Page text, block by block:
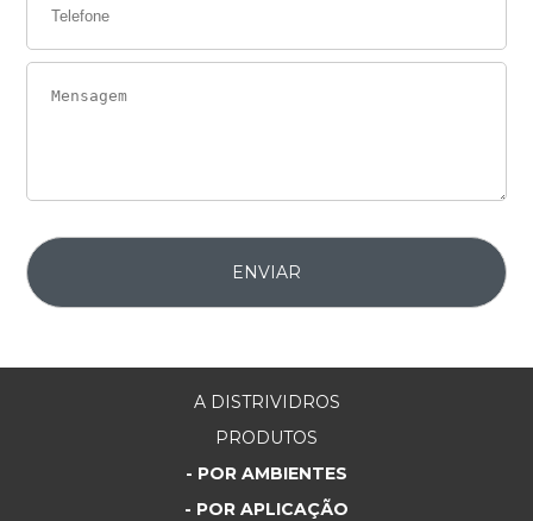
A DISTRIVIDROS
PRODUTOS
- POR AMBIENTES
- POR APLICAÇÃO